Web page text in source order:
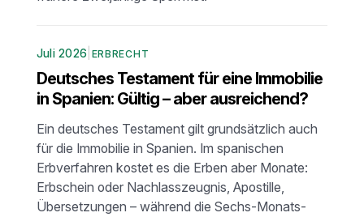
Juli 2026 ERBRECHT
Deutsches Testament für eine Immobilie
in Spanien: Gültig – aber ausreichend?
Ein deutsches Testament gilt grundsätzlich auch
für die Immobilie in Spanien. Im spanischen
Erbverfahren kostet es die Erben aber Monate:
Erbschein oder Nachlasszeugnis, Apostille,
Übersetzungen – während die Sechs-Monats-